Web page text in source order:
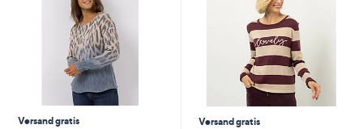
Versand gratis
Versand gratis